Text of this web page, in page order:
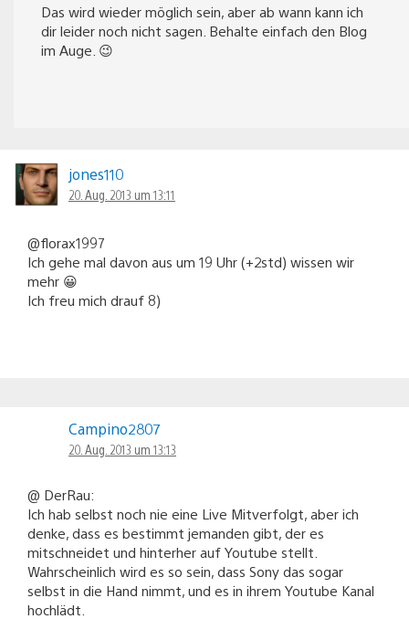
Das wird wieder möglich sein, aber ab wann kann ich
dir leider noch nicht sagen. Behalte einfach den Blog
im Auge. 😉
jones110
20. Aug. 2013 um 13:11
@florax1997
Ich gehe mal davon aus um 19 Uhr (+2std) wissen wir
mehr 😀
Ich freu mich drauf 8)
Campino2807
20. Aug. 2013 um 13:13
@ DerRau:
Ich hab selbst noch nie eine Live Mitverfolgt, aber ich
denke, dass es bestimmt jemanden gibt, der es
mitschneidet und hinterher auf Youtube stellt.
Wahrscheinlich wird es so sein, dass Sony das sogar
selbst in die Hand nimmt, und es in ihrem Youtube Kanal
hochlädt.